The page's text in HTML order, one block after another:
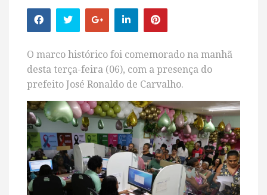
O marco histórico foi comemorado na manhã
desta terça-feira (06), com a presença do
prefeito José Ronaldo de Carvalho.